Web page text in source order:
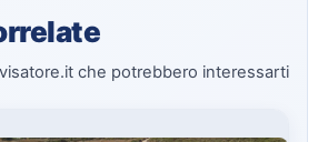
che potrebbero interessarti